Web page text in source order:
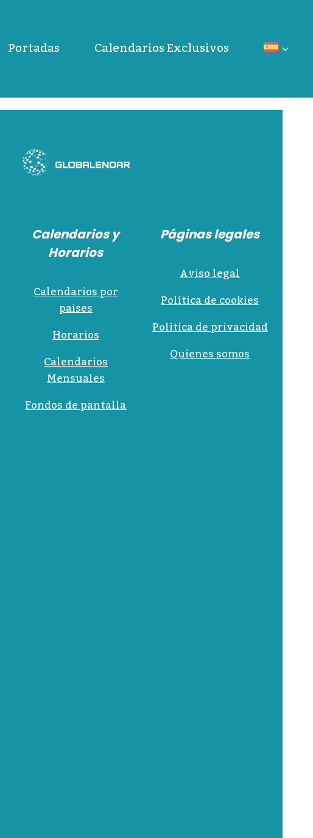
Portadas Calendarios Exclusivos
Calendarios y
Horarios
Calendarios por
paises
Horarios
Calendarios
Mensuales
Fondos de pantalla
Páginas legales
Aviso legal
Política de cookies
Política de privacidad
Quienes somos